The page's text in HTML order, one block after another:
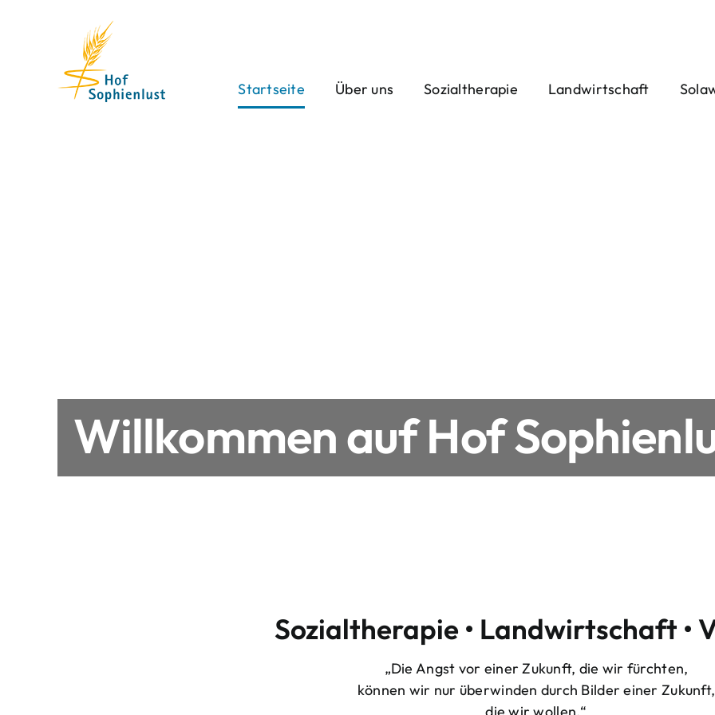
Startseite
Über uns Sozialtherapie Landwirtschaft
Willkommen auf Hof
Sozialtherapie • Landwirtschaft •
„Die Angst vor einer Zukunft, die wir fürchten,
können wir nur überwinden durch Bilder einer Zukunft,